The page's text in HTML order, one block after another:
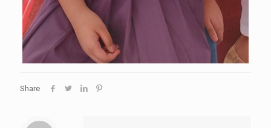
Share